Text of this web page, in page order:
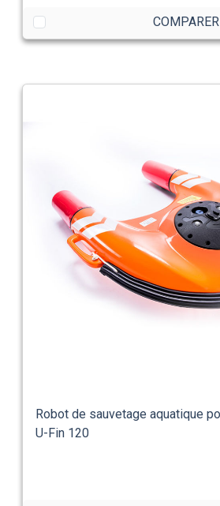
COMPARER
Robot de sauvetage aquatique
U-Fin 120